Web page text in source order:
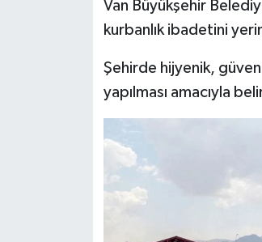
Van Büyükşehir
kurbanlık ibadetini
Şehirde hijyenik,
yapılması amacıyla